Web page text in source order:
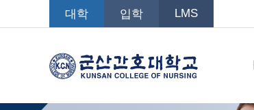
대학 입학 LMS